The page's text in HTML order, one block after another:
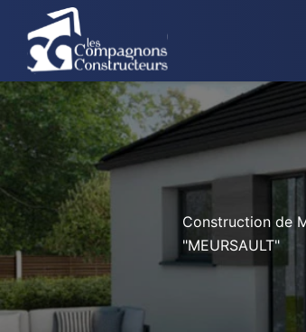
Construction de
"MEURSAULT"